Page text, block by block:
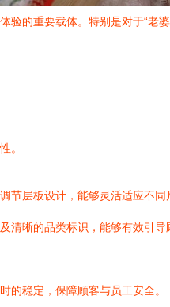
的重要载体。特别是对于“老
。
层板设计，能够灵活适应不
清晰的品类标识，能够有效引
的稳定，保障顾客与员工安全。